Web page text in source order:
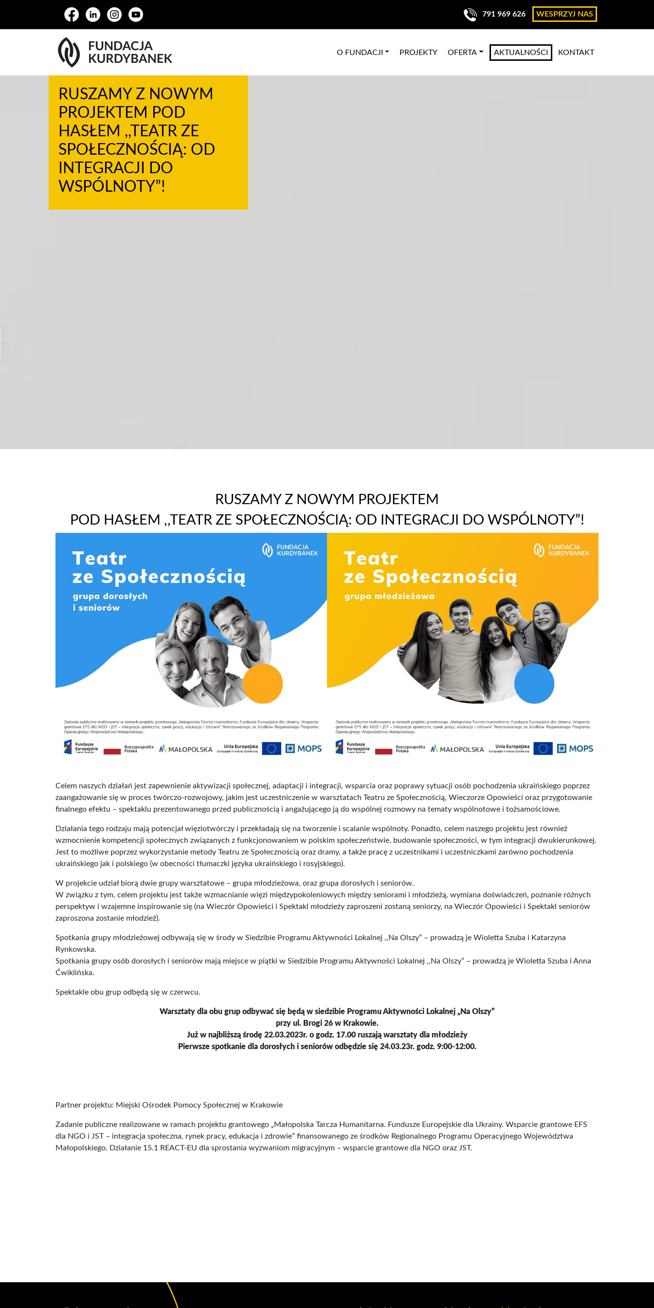
791 969 626 WESPRZYJ NAS
O FUNDACJI PROJEKTY OFERTA AKTUALNOŚCI KONTAKT
RUSZAMY Z NOWYM
PROJEKTEM POD
HASŁEM ,,TEATR ZE
SPOŁECZNOŚCIĄ: OD
INTEGRACJI DO
WSPÓLNOTY”!
RUSZAMY Z NOWYM PROJEKTEM
POD HASŁEM ,,TEATR ZE SPOŁECZNOŚCIĄ: OD INTEGRACJI DO WSPÓLNOTY”!
Celem naszych działań jest zapewnienie aktywizacji społecznej, adaptacji i integracji, wsparcia oraz poprawy sytuacji osób pochodzenia ukraińskiego poprzez
zaangażowanie się w proces twórczo-rozwojowy, jakim jest uczestniczenie w warsztatach Teatru ze Społecznością, Wieczorze Opowieści oraz przygotowanie
finalnego efektu – spektaklu prezentowanego przed publicznością i angażującego ją do wspólnej rozmowy na tematy wspólnotowe i tożsamościowe.
Działania tego rodzaju mają potencjał więziotwórczy i przekładają się na tworzenie i scalanie wspólnoty. Ponadto, celem naszego projektu jest również
wzmocnienie kompetencji społecznych związanych z funkcjonowaniem w polskim społeczeństwie, budowanie społeczności, w tym integracji dwukierunkowej.
Jest to możliwe poprzez wykorzystanie metody Teatru ze Społecznością oraz dramy, a także pracę z uczestnikami i uczestniczkami zarówno pochodzenia
ukraińskiego jak i polskiego (w obecności tłumaczki języka ukraińskiego i rosyjskiego).
W projekcie udział biorą dwie grupy warsztatowe – grupa młodzieżowa, oraz grupa dorosłych i seniorów.
W związku z tym, celem projektu jest także wzmacnianie więzi międzypokoleniowych między seniorami i młodzieżą, wymiana doświadczeń, poznanie różnych
perspektyw i wzajemne inspirowanie się (na Wieczór Opowieści i Spektakl młodzieży zaproszeni zostaną seniorzy, na Wieczór Opowieści i Spektakl seniorów
zaproszona zostanie młodzież).
Spotkania grupy młodzieżowej odbywają się w środy w Siedzibie Programu Aktywności Lokalnej ,,Na Olszy” – prowadzą je Wioletta Szuba i Katarzyna
Rynkowska.
Spotkania grupy osób dorosłych i seniorów mają miejsce w piątki w Siedzibie Programu Aktywności Lokalnej ,,Na Olszy” – prowadzą je Wioletta Szuba i Anna
Ćwiklińska.
Spektakle obu grup odbędą się w czerwcu.
Warsztaty dla obu grup odbywać się będą w siedzibie Programu Aktywności Lokalnej „Na Olszy”
przy ul. Brogi 26 w Krakowie.
Już w najbliższą środę 22.03.2023r. o godz. 17.00 ruszają warsztaty dla młodzieży
Pierwsze spotkanie dla dorosłych i seniorów odbędzie się 24.03.23r. godz. 9:00-12:00.
Partner projektu: Miejski Ośrodek Pomocy Społecznej w Krakowie
Zadanie publiczne realizowane w ramach projektu grantowego „Małopolska Tarcza Humanitarna. Fundusze Europejskie dla Ukrainy. Wsparcie grantowe EFS
dla NGO i JST – integracja społeczna, rynek pracy, edukacja i zdrowie” finansowanego ze środków Regionalnego Programu Operacyjnego Województwa
Małopolskiego. Działanie 15.1 REACT-EU dla sprostania wyzwaniom migracyjnym – wsparcie grantowe dla NGO oraz JST.